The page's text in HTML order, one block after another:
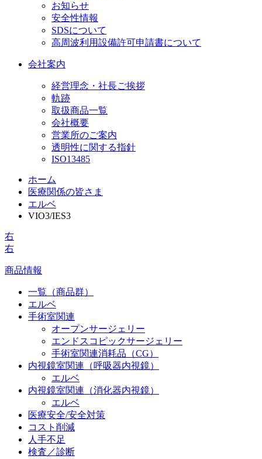
お知らせ
安全性情報
SDSについて
高周波利用設備許可申請書について
会社案内
経営理念・社長ご挨拶
軌跡
取扱商品一覧
会社概要
営業所のご案内
透明性に関する指針
ISO13485
ホーム
医療関係の皆さま
エルベ
VIO3/IES3
右
右
商品情報
一覧（商品群）
エルベ
手術室関連
オープンサージェリー
エンドスコピックサージェリー
手術室関連消耗品（CG）
内視鏡室関連（呼吸器内視鏡）
エルベ
内視鏡室関連（消化器内視鏡）
エルベ
医療安全/安全対策
コスト削減
人手不足
検査／診断